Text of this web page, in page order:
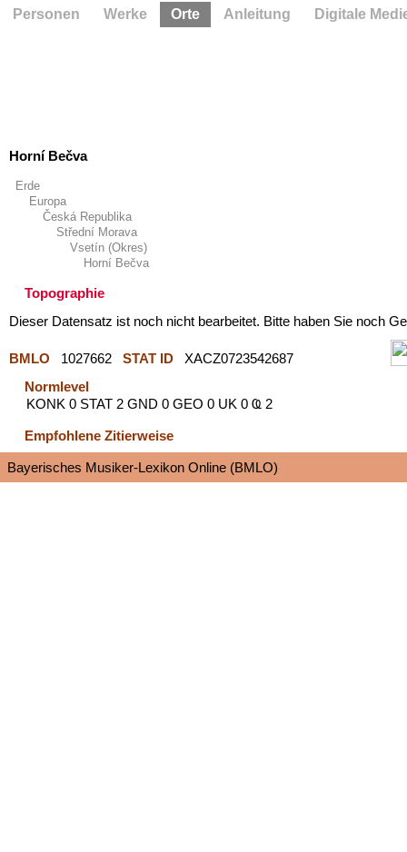
Horní Bečva
Erde
Europa
Česká Republika
Střední Morava
Vsetín (Okres)
Horní Bečva
Topographie
Dieser Datensatz ist noch nicht bearbeitet. Bitte haben Sie noch
BMLO 1027662 STAT ID
XACZ0723542687
Normlevel
KONK 0 STAT 2 GND 0 GEO 0 UK 0 Ҩ 2
Empfohlene Zitierweise
Bayerisches Musiker-Lexikon Online (BMLO)
Personen Werke Orte Anleitung Digitale